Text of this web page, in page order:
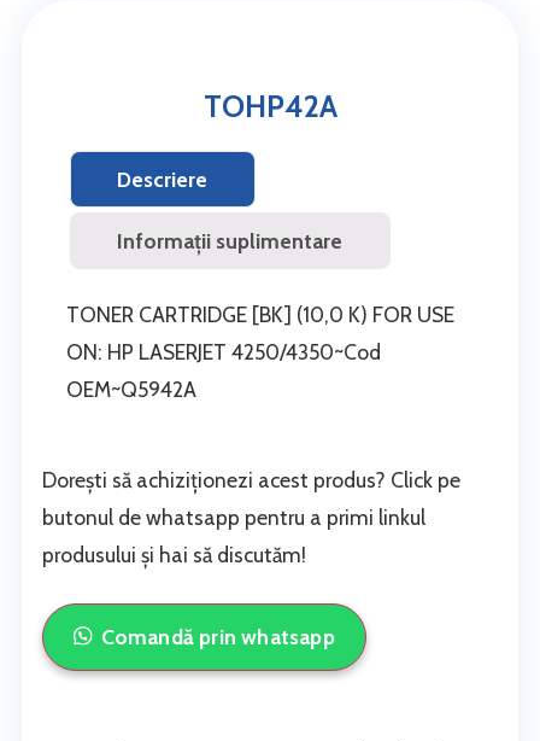
TOHP42A
Descriere
Informații suplimentare
TONER CARTRIDGE [BK] (10,0 K) FOR USE
ON: HP LASERJET 4250/4350~Cod
OEM~Q5942A
Dorești să achiziționezi acest produs? Click pe
butonul de whatsapp pentru a primi linkul
produsului și hai să discutăm!
Comandă prin whatsapp